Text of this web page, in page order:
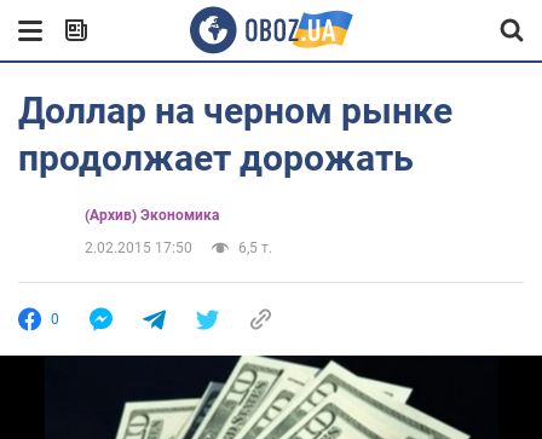
Доллар на черном рынке
продолжает дорожать
(Архив) Экономика
2.02.2015 17:50
6,5 т.
0